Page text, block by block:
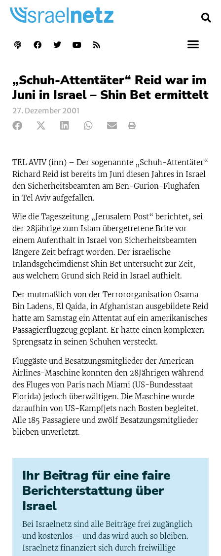
„Schuh-Attentäter“ Reid war im
Juni in Israel – Shin Bet ermittelt
27. Dezember 2001
TEL AVIV (inn) – Der sogenannte „Schuh-Attentäter“
Richard Reid ist bereits im Juni diesen Jahres in Israel
den Sicherheitsbeamten am Ben-Gurion-Flughafen
in Tel Aviv aufgefallen.
Wie die Tageszeitung „Jerusalem Post“ berichtet, sei
der 28jährige zum Islam übergetretene Brite vor
einem Aufenthalt in Israel von Sicherheitsbeamten
längere Zeit befragt worden. Der israelische
Inlandsgeheimdienst Shin Bet untersucht zur Zeit,
aus welchem Grund sich Reid in Israel aufhielt.
Der mutmaßlich von der Terrororganisation Osama
Bin Ladens, El Qaida, in Afghanistan ausgebildete Reid
hatte am Samstag ein Attentat auf ein amerikanisches
Passagierflugzeug geplant. Er hatte einen komplexen
Sprengsatz in seinen Schuhen versteckt.
Fluggäste und Besatzungsmitglieder der American
Airlines-Maschine konnten den 28Jährigen während
des Fluges von Paris nach Miami (US-Bundesstaat
Florida) jedoch überwältigen. Die Maschine wurde
daraufhin von US-Kampfjets nach Bosten begleitet.
Alle 185 Passagiere und zwölf Besatzungsmitglieder
blieben unverletzt.
Ihr Beitrag für eine faire
Berichterstattung über
Israel
Bei Israelnetz sind alle Beiträge frei zugänglich
und kostenlos – und das wird auch so bleiben.
Israelnetz finanziert sich durch freiwillige